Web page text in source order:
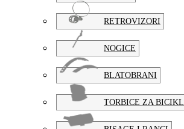
RETROVIZORI
NOGICE
BLATOBRANI
TORBICE ZA BICIKL